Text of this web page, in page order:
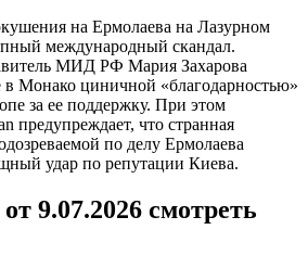
на Ермолаева на Лазурном
международный скандал.
МИД РФ Мария Захарова
в Монако циничной «благодарностью»
за ее поддержку. При этом
предупреждает, что странная
по делу Ермолаева
удар по репутации Киева.
9.07.2026 смотреть